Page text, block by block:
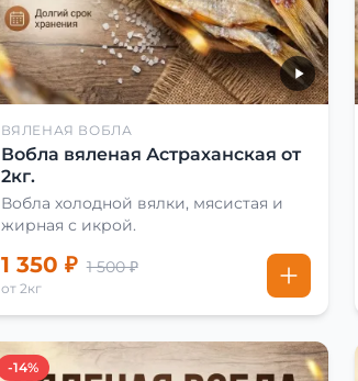
ВЯЛЕНАЯ ВОБЛА
Вобла вяленая Астраханская от
2кг.
Вобла холодной вялки, мясистая и
жирная с икрой.
1 350 ₽ 1 500 ₽
от 2кг
-14%